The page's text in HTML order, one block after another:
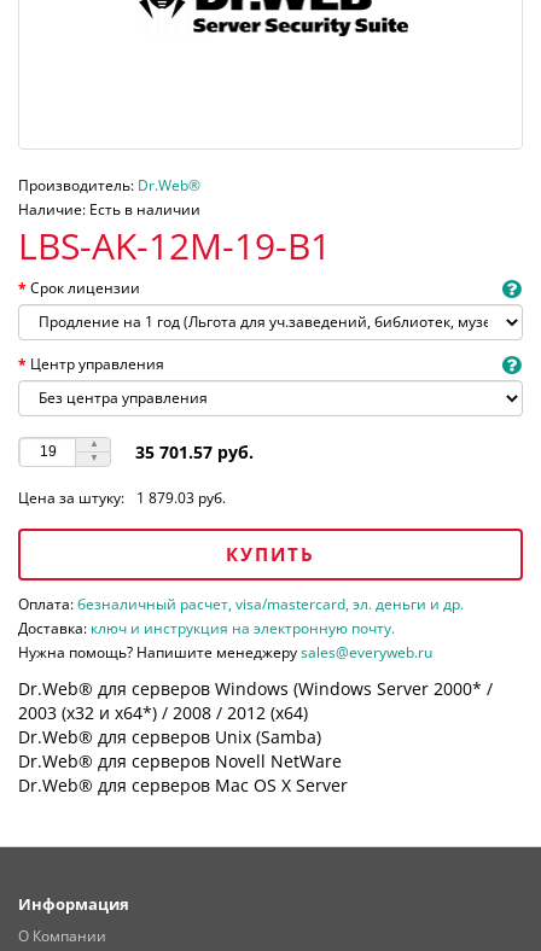
Производитель: Dr.Web®
Наличие: Есть в наличии
LBS-AK-12M-19-B1
Срок лицензии
Центр управления
35 701.57 руб.
Цена за штуку: 1 879.03 руб.
КУПИТЬ
Оплата:безналичный расчет, visa/mastercard, эл. деньги и др.
Доставка: ключ и инструкция на электронную почту.
Нужна помощь? Напишите менеджеруsales@everyweb.ru
Dr.Web® для серверов Windows (Windows Server 2000* /
2003 (х32 и х64*) / 2008 / 2012 (х64)
Dr.Web® для серверов Unix (Samba)
Dr.Web® для серверов Novell NetWare
Dr.Web® для серверов Mac OS X Server
Информация
О Компании